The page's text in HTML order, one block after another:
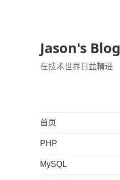
Jason's Blog
在技术世界日益精进
首页
PHP
MySQL